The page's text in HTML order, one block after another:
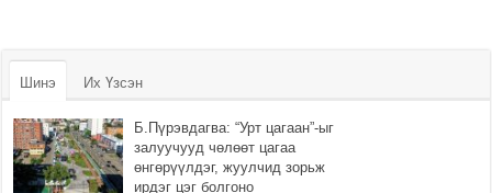
Шинэ Их Үзсэн
Б.Пүрэвдагва: “Урт цагаан”-ыг
залуучууд чөлөөт цагаа
өнгөрүүлдэг, жуулчид зорьж
ирдэг цэг болгоно